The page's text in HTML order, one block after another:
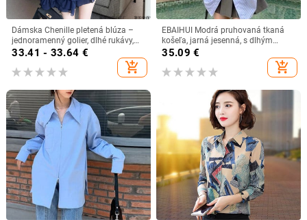
Dámska Chenille pletená blúza –
jednoramenný golier, dlhé rukávy,
princeznové rukávy, bežný strih,
33.41 - 33.64 €
add_shopping_cart
EBAIHUI Modrá pruhovaná tkaná
košeľa, jarná jesenná, s dlhým
rukávom, voľná, špeciálna dámska
blúzka, japonská kórejská edícia,
všestranné bluzy
35.09 €
add_shopping_cart